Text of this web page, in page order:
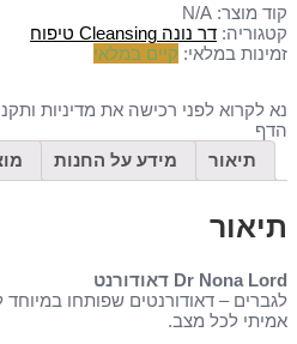
קוד מוצר: N/A
קטגוריה: דר נונה Cleansing טיפוח
זמינות במלאי: קיים במלאי
נא לקרוא לפני רכישה את מדיניות
הדף
תיאור
מידע על החנות
תיאור
Dr Nona Lord דאודורנט
לגברים – דאודורנטים שפותחו במיוחד
אמיתי לכל מצב.